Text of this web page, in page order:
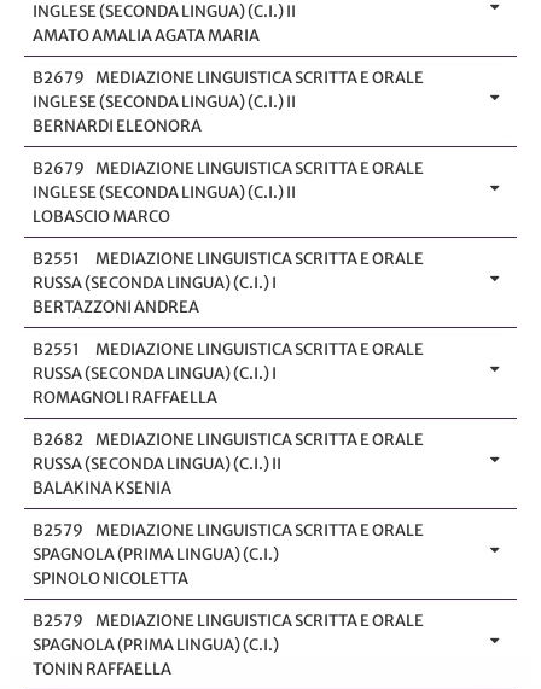
INGLESE (SECONDA LINGUA) (C.I.) II
AMATO AMALIA AGATA MARIA
B2679 MEDIAZIONE LINGUISTICA SCRITTA E ORALE
INGLESE (SECONDA LINGUA) (C.I.) II
BERNARDI ELEONORA
B2679 MEDIAZIONE LINGUISTICA SCRITTA E ORALE
INGLESE (SECONDA LINGUA) (C.I.) II
LOBASCIO MARCO
B2551
MEDIAZIONE LINGUISTICA SCRITTA E ORALE
RUSSA (SECONDA LINGUA) (C.I.) I
BERTAZZONI ANDREA
B2551
MEDIAZIONE LINGUISTICA SCRITTA E ORALE
RUSSA (SECONDA LINGUA) (C.I.) I
ROMAGNOLI RAFFAELLA
B2682 MEDIAZIONE LINGUISTICA SCRITTA E ORALE
RUSSA (SECONDA LINGUA) (C.I.) II
BALAKINA KSENIA
B2579
MEDIAZIONE LINGUISTICA SCRITTA E ORALE
SPAGNOLA (PRIMA LINGUA) (C.I.)
SPINOLO NICOLETTA
B2579
MEDIAZIONE LINGUISTICA SCRITTA E ORALE
SPAGNOLA (PRIMA LINGUA) (C.I.)
TONIN RAFFAELLA